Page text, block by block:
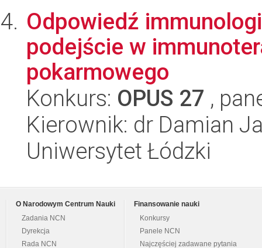
Odpowiedź
podejście w
pokarmowego
Konkurs: OPUS 27 ,
Kierownik: dr Damian
Uniwersytet Łódzki
O Narodowym Centrum Nauki
Zadania NCN
Dyrekcja
Rada NCN
Finansowanie nauki
Konkursy
Panele NCN
Najczęściej zadawane pytania